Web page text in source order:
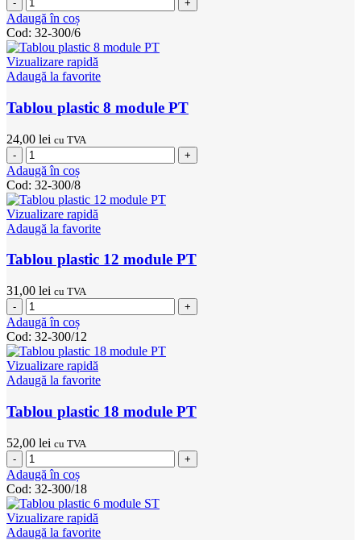
Tablou
plastic
6
module
PT
Adaugă în coș
Cod: 32-300/6
Vizualizare rapidă
Adaugă la favorite
Tablou plastic 8 module PT
24,00 lei cu TVA
Cantitate
Tablou
plastic
8
module
PT
Adaugă în coș
Cod: 32-300/8
Vizualizare rapidă
Adaugă la favorite
Tablou plastic 12 module PT
31,00 lei cu TVA
Cantitate
Tablou
plastic
12
module
PT
Adaugă în coș
Cod: 32-300/12
Vizualizare rapidă
Adaugă la favorite
Tablou plastic 18 module PT
52,00 lei cu TVA
Cantitate
Tablou
plastic
18
module
PT
Adaugă în coș
Cod: 32-300/18
Vizualizare rapidă
Adaugă la favorite